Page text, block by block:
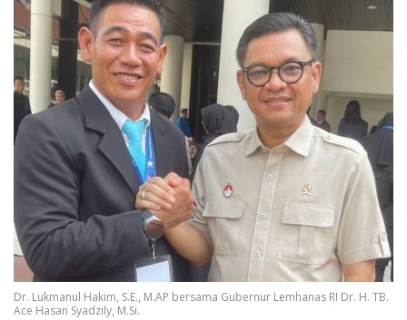
Dr. Lukmanul Hakim, S.E., M.AP bersama Gubernur Lemhanas RI Dr. H. TB.
Ace Hasan Syadzily, M.Si.